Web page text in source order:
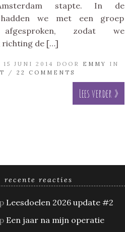
stapte. In de
we met een groep
afgesproken, zodat we
richting de […]
15 JUNI 2014 DOOR EMMY
IN
/ 22 COMMENTS
Lees verder »
recente reacties
Leesdoelen 2026 update #2
Een jaar na mijn operatie